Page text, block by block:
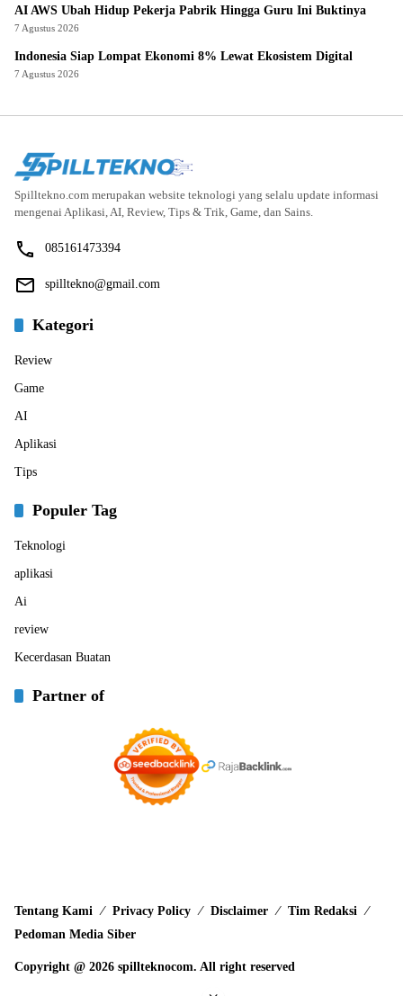
AI AWS Ubah Hidup Pekerja Pabrik Hingga Guru Ini Buktinya
7 Agustus 2026
Indonesia Siap Lompat Ekonomi 8% Lewat Ekosistem Digital
7 Agustus 2026
Spilltekno.com merupakan website teknologi yang selalu update informasi
mengenai Aplikasi, AI, Review, Tips & Trik, Game, dan Sains.
085161473394
spilltekno@gmail.com
Kategori
Review
Game
AI
Aplikasi
Tips
Populer Tag
Teknologi
aplikasi
Ai
review
Kecerdasan Buatan
Partner of
Tentang Kami Privacy Policy Disclaimer
Tim Redaksi
Pedoman Media Siber
Copyright @ 2026 spillteknocom. All right reserved